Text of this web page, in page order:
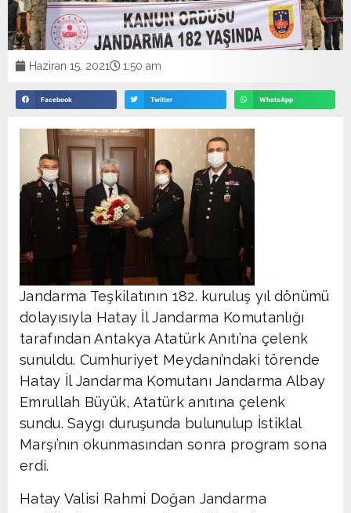
Haziran 15, 2021 1:50 am
Facebook Twitter WhatsApp
Jandarma Teşkilatının 182. kuruluş yıl dönümü
dolayısıyla Hatay İl Jandarma Komutanlığı
tarafından Antakya Atatürk Anıtı’na çelenk
sunuldu. Cumhuriyet Meydanı’ndaki törende
Hatay İl Jandarma Komutanı Jandarma Albay
Emrullah Büyük, Atatürk anıtına çelenk
sundu. Saygı duruşunda bulunulup İstiklal
Marşı’nın okunmasından sonra program sona
erdi.
Hatay Valisi Rahmi Doğan Jandarma